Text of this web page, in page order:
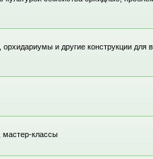
орхидариумы и другие конструкции
мастер-классы